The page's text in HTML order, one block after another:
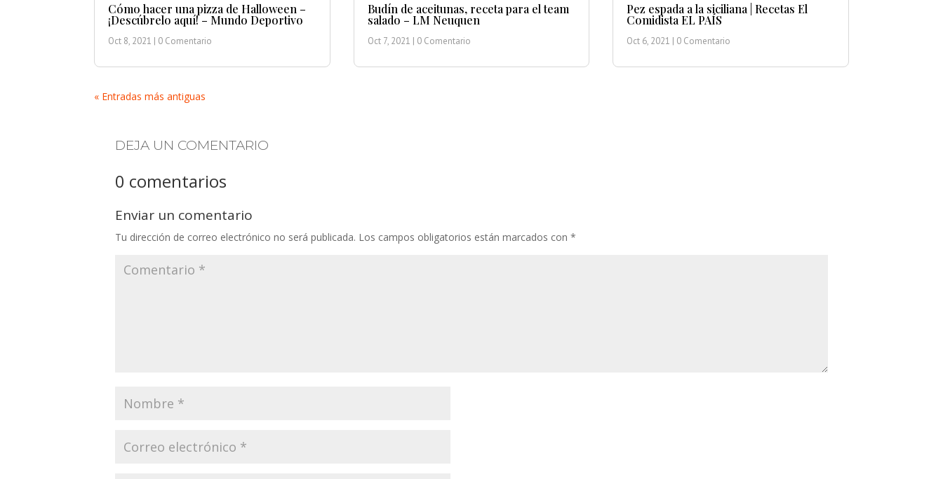
Cómo hacer una pizza de Halloween –
¡Descúbrelo aquí! – Mundo Deportivo
Oct 8, 2021 | 0 Comentario
Budín de aceitunas, receta para el team
salado – LM Neuquen
Oct 7, 2021 | 0 Comentario
Pez espada a la siciliana | Recetas El
Comidista EL PAÍS
Oct 6, 2021 | 0 Comentario
« Entradas más antiguas
DEJA UN COMENTARIO
0 comentarios
Enviar un comentario
Tu dirección de correo electrónico no será publicada. Los campos obligatorios están marcados con*